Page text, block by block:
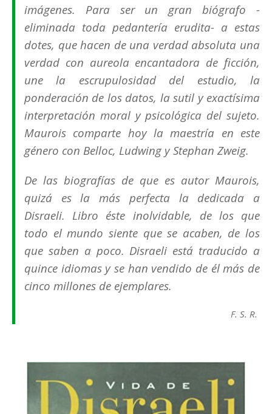
imágenes. Para ser un gran biógrafo -
eliminada toda pedantería erudita- a estas
dotes, que hacen de una verdad absoluta una
verdad con aureola encantadora de ficción,
une la escrupulosidad del estudio, la
ponderación de los datos, la sutil y exactísima
interpretación moral y psicológica del sujeto.
Maurois comparte hoy la maestría en este
género con Belloc, Ludwing y Stephan Zweig.
De las biografías de que es autor Maurois,
quizá es la más perfecta la dedicada a
Disraeli. Libro éste inolvidable, de los que
todo el mundo siente que se acaben, de los
que saben a poco. Disraeli está traducido a
quince idiomas y se han vendido de él más de
cinco millones de ejemplares.
F. S. R.